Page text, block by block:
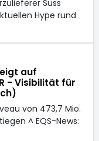
Suss
Hype rund
auf
- Visibilität für
von 473,7 Mio.
^ EQS-News: